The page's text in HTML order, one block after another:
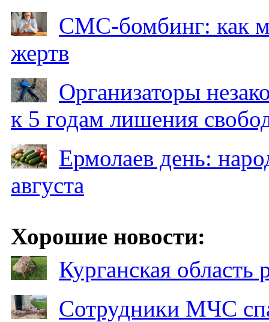
СМС-бомбинг: как
жертв
Организаторы
к 5 годам лишения
Ермолаев день:
августа
Хорошие новости:
Курганская
Сотрудники МЧС